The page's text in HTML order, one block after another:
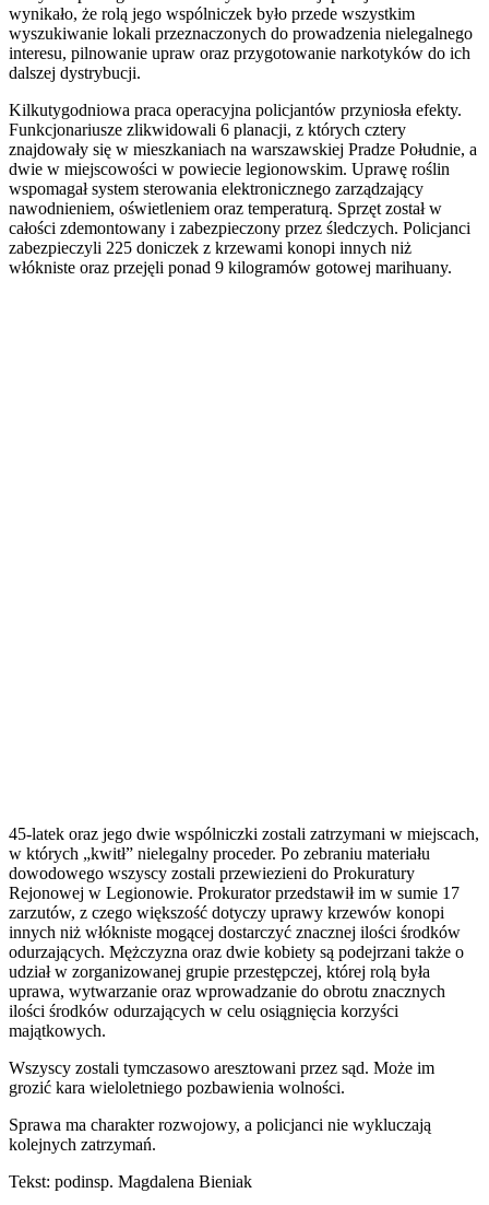
wynikało, że rolą jego wspólniczek było przede wszystkim
wyszukiwanie lokali przeznaczonych do prowadzenia nielegalnego
interesu, pilnowanie upraw oraz przygotowanie narkotyków do ich
dalszej dystrybucji.
Kilkutygodniowa praca operacyjna policjantów przyniosła efekty.
Funkcjonariusze zlikwidowali 6 planacji, z których cztery
znajdowały się w mieszkaniach na warszawskiej Pradze Południe, a
dwie w miejscowości w powiecie legionowskim. Uprawę roślin
wspomagał system sterowania elektronicznego zarządzający
nawodnieniem, oświetleniem oraz temperaturą. Sprzęt został w
całości zdemontowany i zabezpieczony przez śledczych. Policjanci
zabezpieczyli 225 doniczek z krzewami konopi innych niż
włókniste oraz przejęli ponad 9 kilogramów gotowej marihuany.
45-latek oraz jego dwie wspólniczki zostali zatrzymani w miejscach,
w których „kwitł” nielegalny proceder. Po zebraniu materiału
dowodowego wszyscy zostali przewiezieni do Prokuratury
Rejonowej w Legionowie. Prokurator przedstawił im w sumie 17
zarzutów, z czego większość dotyczy uprawy krzewów konopi
innych niż włókniste mogącej dostarczyć znacznej ilości środków
odurzających. Mężczyzna oraz dwie kobiety są podejrzani także o
udział w zorganizowanej grupie przestępczej, której rolą była
uprawa, wytwarzanie oraz wprowadzanie do obrotu znacznych
ilości środków odurzających w celu osiągnięcia korzyści
majątkowych.
Wszyscy zostali tymczasowo aresztowani przez sąd. Może im
grozić kara wieloletniego pozbawienia wolności.
Sprawa ma charakter rozwojowy, a policjanci nie wykluczają
kolejnych zatrzymań.
Tekst: podinsp. Magdalena Bieniak